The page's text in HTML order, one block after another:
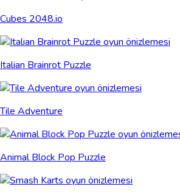
Cubes 2048.io
Italian Brainrot Puzzle
Tile Adventure
Animal Block Pop Puzzle